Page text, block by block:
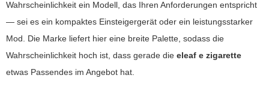
Wahrscheinlichkeit ein Modell, das Ihren Anforderungen entspricht
— sei es ein kompaktes Einsteigergerät oder ein leistungsstarker
Mod. Die Marke liefert hier eine breite Palette, sodass die
Wahrscheinlichkeit hoch ist, dass gerade die eleaf e zigarette
etwas Passendes im Angebot hat.